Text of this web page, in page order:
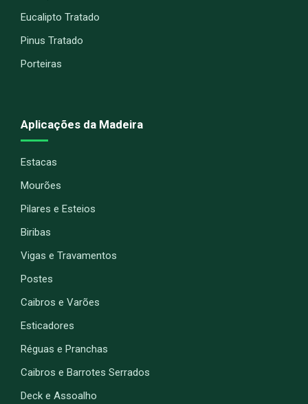
Eucalipto Tratado
Pinus Tratado
Porteiras
Aplicações da Madeira
Estacas
Mourões
Pilares e Esteios
Biribas
Vigas e Travamentos
Postes
Caibros e Varões
Esticadores
Réguas e Pranchas
Caibros e Barrotes Serrados
Deck e Assoalho